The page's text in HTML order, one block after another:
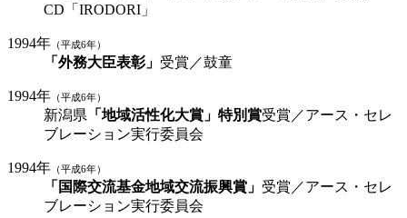
CD「IRODORI」
1994年 （平成6年）
「外務大臣表彰」 受賞／鼓童
1994年 （平成6年）
新潟県 「地域活性化大賞」特別賞受賞／アース・セレ
ブレーション実行委員会
1994年 （平成6年）
「国際交流基金地域交流振興賞」 受賞／アース・セレ
ブレーション実行委員会